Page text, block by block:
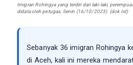
Imigran Rohingya yang terdiri dari laki-laki,
didata oleh petugas, Senin (16/10/2023). (dok Ist)
Sebanyak 36 imigran Rohingya
di Aceh, kali ini mereka